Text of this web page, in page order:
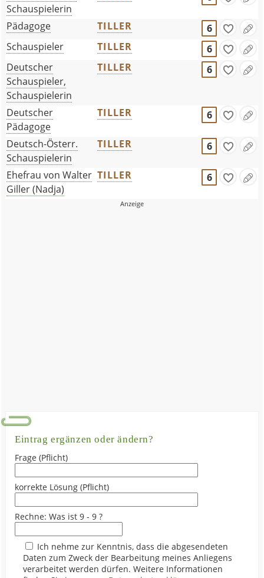
Schauspielerin
Pädagoge TILLER
6
Schauspieler
TILLER
6
Deutscher
Schauspieler,
Schauspielerin
TILLER 6
Deutscher
Pädagoge
TILLER 6
Deutsch-Österr.
Schauspielerin
TILLER 6
Ehefrau von Walter
Giller (Nadja)
TILLER 6
Eintrag ergänzen oder ändern?
Frage (Pflicht)
korrekte Lösung (Pflicht)
Rechne: Was ist 9 - 9 ?
Ich nehme zur Kenntnis, dass die abgesendeten
Daten zum Zweck der Bearbeitung meines Anliegens
verarbeitet werden dürfen. Weitere Informationen